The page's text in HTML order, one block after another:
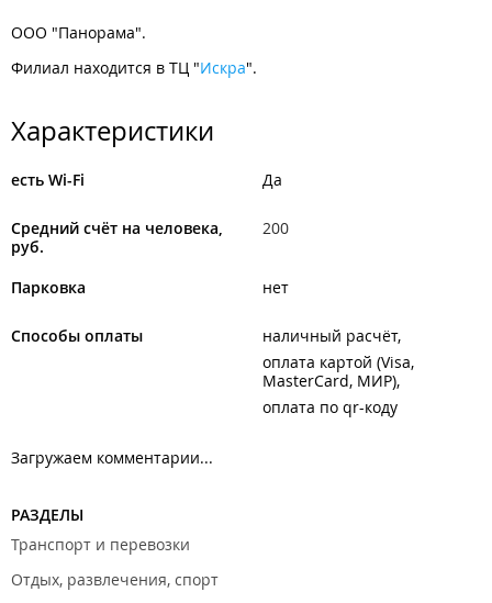
ООО "Панорама".
Филиал находится в ТЦ "Искра".
Характеристики
есть Wi-Fi Да
Средний счёт на человека,
руб.
200
Парковка нет
Способы оплаты
наличный расчёт
оплата картой (Visa,
MasterCard, МИР)
оплата по qr-коду
Загружаем комментарии...
РАЗДЕЛЫ
Транспорт и перевозки
Отдых, развлечения, спорт